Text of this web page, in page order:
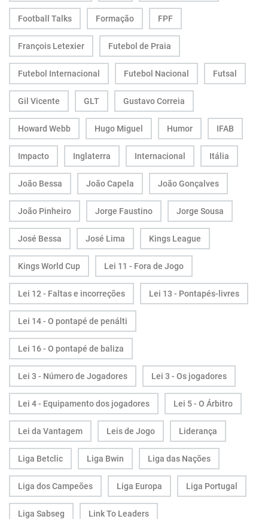
Football Talks Formação FPF
François Letexier Futebol de Praia
Futebol Internacional Futebol Nacional Futsal
Gil Vicente GLT Gustavo Correia
Howard Webb Hugo Miguel Humor IFAB
Impacto Inglaterra Internacional Itália
João Bessa João Capela João Gonçalves
João Pinheiro Jorge Faustino Jorge Sousa
José Bessa José Lima Kings League
Kings World Cup Lei 11 - Fora de Jogo
Lei 12 - Faltas e incorreções Lei 13 - Pontapés-livres
Lei 14 - O pontapé de penálti
Lei 16 - O pontapé de baliza
Lei 3 - Número de Jogadores Lei 3 - Os jogadores
Lei 4 - Equipamento dos jogadores Lei 5 - O Árbitro
Lei da Vantagem Leis de Jogo Liderança
Liga Betclic Liga Bwin Liga das Nações
Liga dos Campeões Liga Europa Liga Portugal
Liga Sabseg Link To Leaders